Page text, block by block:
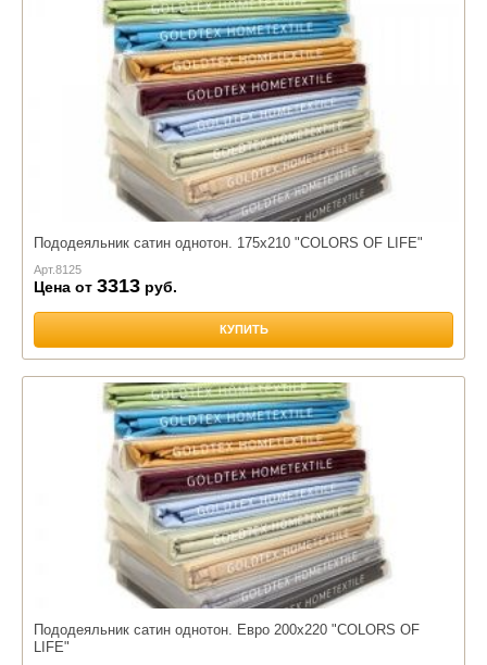
Пододеяльник сатин однотон. 175х210 "COLORS OF LIFE"
Арт.8125
Цена от 3313 руб.
КУПИТЬ
Пододеяльник сатин однотон. Евро 200х220 "COLORS OF
LIFE"